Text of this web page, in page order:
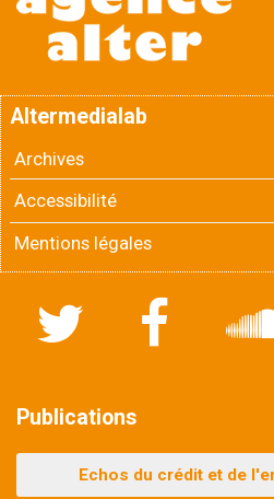
Altermedialab
Archives
Accessibilité
Mentions légales
Facebook
Publications
Echos du crédit et de